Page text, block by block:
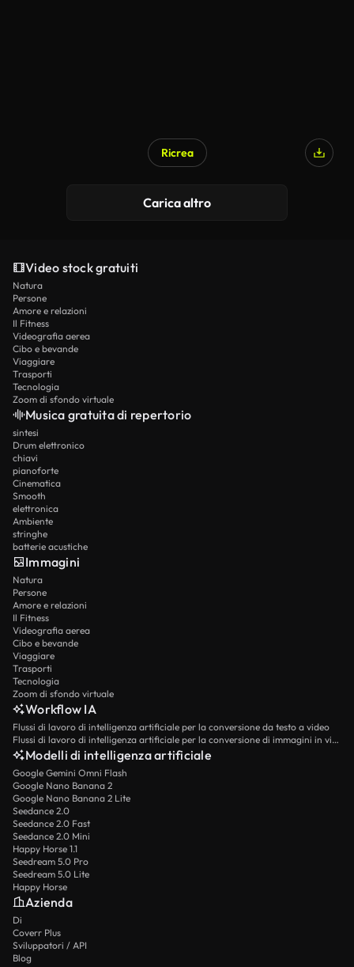
Ricrea
Carica altro
Video stock gratuiti
Natura
Persone
Amore e relazioni
Il Fitness
Videografia aerea
Cibo e bevande
Viaggiare
Trasporti
Tecnologia
Zoom di sfondo virtuale
Musica gratuita di repertorio
sintesi
Drum elettronico
chiavi
pianoforte
Cinematica
Smooth
elettronica
Ambiente
stringhe
batterie acustiche
Immagini
Natura
Persone
Amore e relazioni
Il Fitness
Videografia aerea
Cibo e bevande
Viaggiare
Trasporti
Tecnologia
Zoom di sfondo virtuale
Workflow IA
Flussi di lavoro di intelligenza artificiale per la conversione da testo a video
Flussi di lavoro di intelligenza artificiale per la conversione di immagini in video
Modelli di intelligenza artificiale
Google Gemini Omni Flash
Google Nano Banana 2
Google Nano Banana 2 Lite
Seedance 2.0
Seedance 2.0 Fast
Seedance 2.0 Mini
Happy Horse 1.1
Seedream 5.0 Pro
Seedream 5.0 Lite
Happy Horse
Azienda
Di
Coverr Plus
Sviluppatori / API
Blog